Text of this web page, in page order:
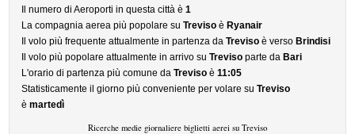
Il numero di Aeroporti in questa città è1
La compagnia aerea più popolare suTreviso è Ryanair
Il volo più frequente attualmente in partenza daTreviso è verso Brindisi
Il volo più popolare attualmente in arrivo suTreviso parte da Bari
L'orario di partenza più comune daTreviso è11:05
Statisticamente il giorno più conveniente per volare suTreviso
èmartedì
Ricerche medie giornaliere biglietti aerei su Treviso